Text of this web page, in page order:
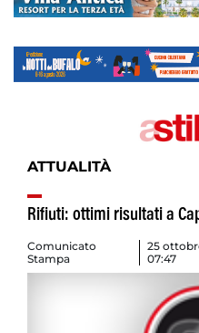
ATTUALITÀ
Rifiuti: ottimi risultati a
Comunicato
Stampa
25
07:47